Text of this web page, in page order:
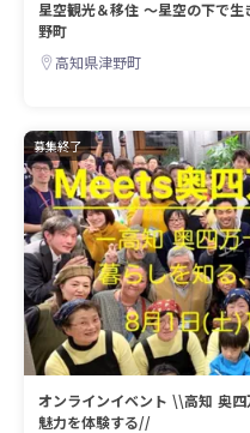
星空観光＆移住 ～星空の下で
野町
高知県津野町
募集終了
オンラインイベント \\高知 奥四
魅力を体験する//